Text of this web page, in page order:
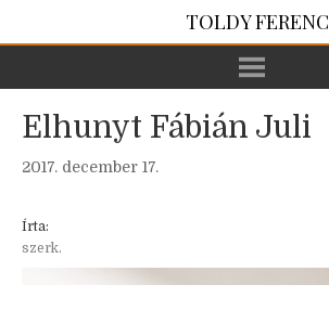
TOLDY FERENC
Elhunyt Fábián Juli
2017. december 17.
Írta:
szerk.